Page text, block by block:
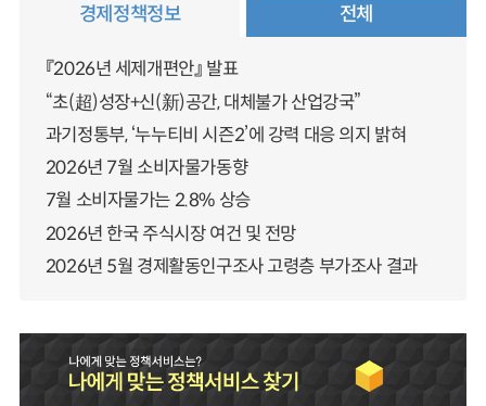
경제정책정보 전체
『2026년 세제개편안』 발표
“초(超)성장+신(新)공간, 대체불가 산업강국”
과기정통부, ‘누누티비 시즌2’에 강력 대응 의지 밝혀
2026년 7월 소비자물가동향
7월 소비자물가는 2.8% 상승
2026년 한국 주식시장 여건 및 전망
2026년 5월 경제활동인구조사 고령층 부가조사 결과